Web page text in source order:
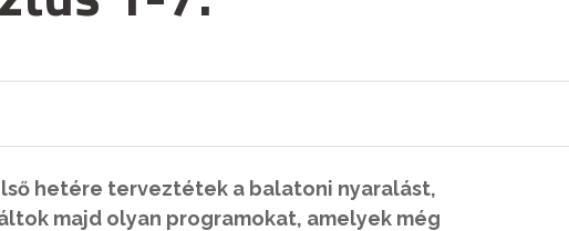
hetére terveztétek a balatoni nyaralást,
majd olyan programokat, amelyek még